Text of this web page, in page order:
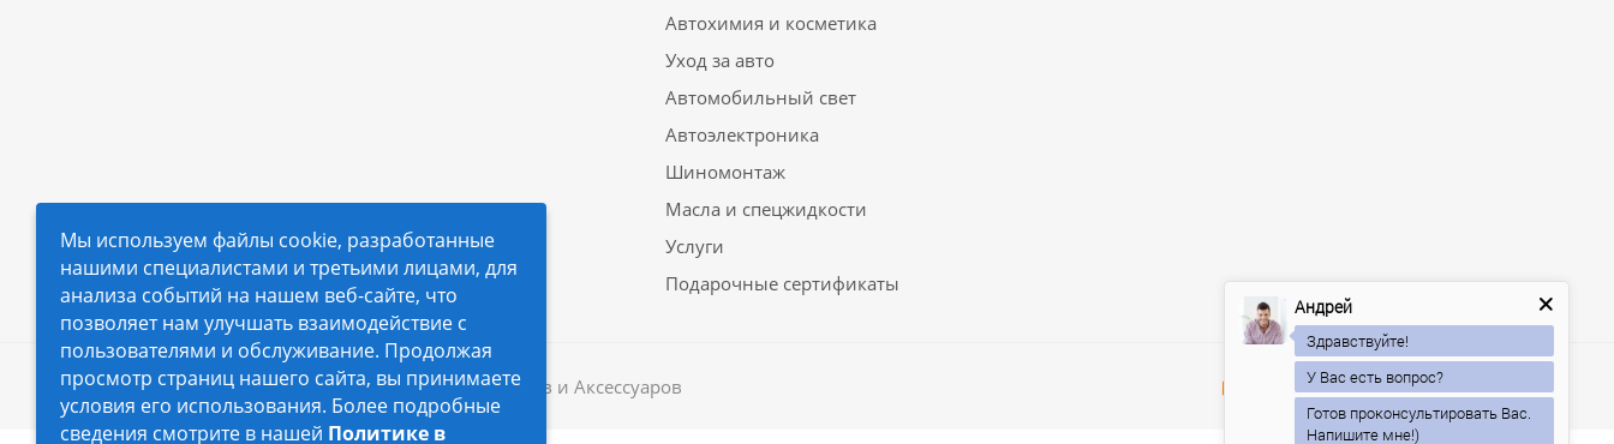
Автохимия и косметика
Уход за авто
Автомобильный свет
Автоэлектроника
Шиномонтаж
Масла и спецжидкости
Услуги
Подарочные сертификаты
2026 © Автопилот - интернет-магазин Авточехлов и Аксессуаров
Мы используем файлы cookie, разработанные
нашими специалистами и третьими лицами, для
анализа событий на нашем веб-сайте, что
позволяет нам улучшать взаимодействие с
пользователями и обслуживание. Продолжая
просмотр страниц нашего сайта, вы принимаете
условия его использования. Более подробные
сведения смотрите в нашей Политике в
Андрей
Здравствуйте!
У Вас есть вопрос?
Готов проконсультировать Вас.
Напишите мне!)